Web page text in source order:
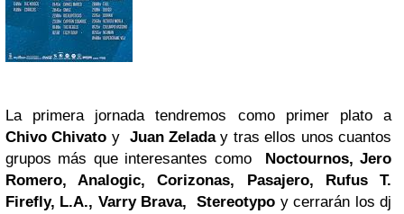
La primera jornada tendremos como primer plato a
Chivo Chivato y Juan Zeladay tras ellos unos cuantos
grupos más que interesantes como
Noctournos, Jero
Romero, Analogic, Corizonas, Pasajero, Rufus T.
Firefly, L.A., Varry Brava, Stereotypo y cerrarán los dj